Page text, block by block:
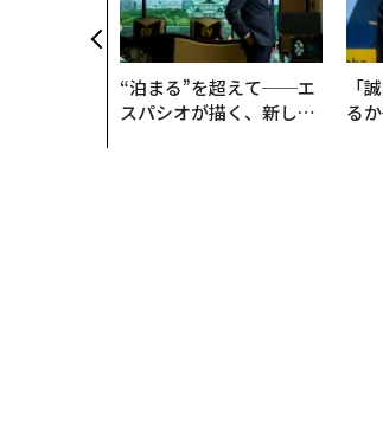
“泊まる”を超えて──エ
スパシオが描く、新しい
「
る